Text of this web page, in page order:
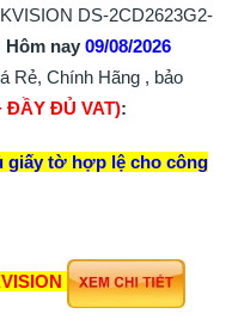
DS-2CD2623G2-
Hôm nay 09/08/2026
Rẻ, Chính Hãng , bảo
ĐẦY ĐỦ VAT):
giấy tờ hợp lệ cho công